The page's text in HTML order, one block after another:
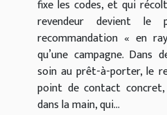
fixe les codes, et qui
revendeur devient le
recommandation « en
qu’une campagne. Dans
soin au prêt-à-porter, le
point de contact
dans la main, qui...